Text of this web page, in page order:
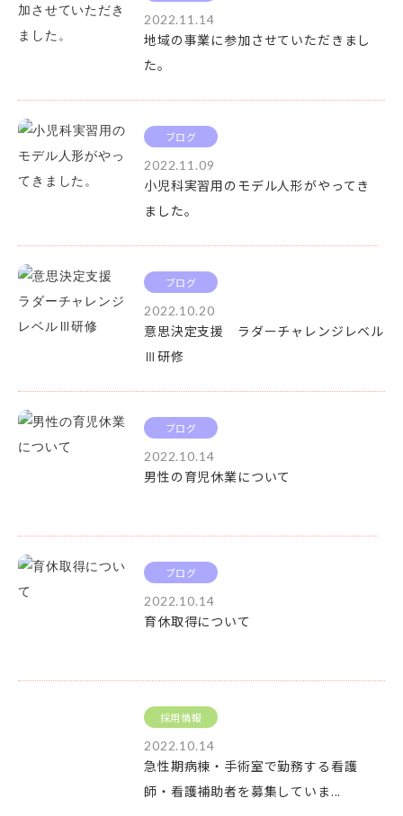
2022.11.14
地域の事業に参加させていただきまし
た。
ブログ
2022.11.09
小児科実習用のモデル人形がやってき
ました。
ブログ
2022.10.20
意思決定支援 ラダーチャレンジレベル
Ⅲ研修
ブログ
2022.10.14
男性の育児休業について
ブログ
2022.10.14
育休取得について
採用情報
2022.10.14
急性期病棟・手術室で勤務する看護
師・看護補助者を募集していま...